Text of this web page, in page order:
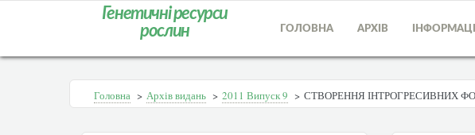
Генетичні ресурси
рослин
ГОЛОВНА АРХІВ
Головна > Архів видань > 2011 Випуск 9 > СТВОРЕННЯ ІНТРОГРЕСИВНИХ